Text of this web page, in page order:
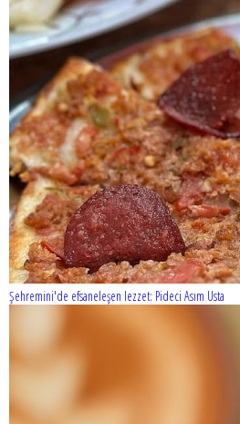
Şehremini'de efsaneleşen lezzet: Pideci Asım Usta